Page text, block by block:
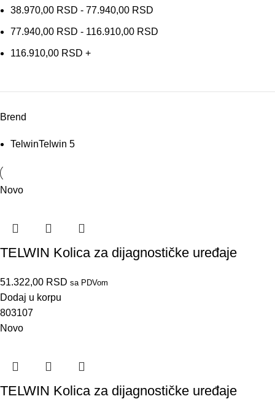
38.970,00 RSD - 77.940,00 RSD
77.940,00 RSD - 116.910,00 RSD
116.910,00 RSD +
Brend
TelwinTelwin 5
Novo
TELWIN Kolica za dijagnostičke uređaje
51.322,00 RSD sa PDVom
Dodaj u korpu
803107
Novo
TELWIN Kolica za dijagnostičke uređaje